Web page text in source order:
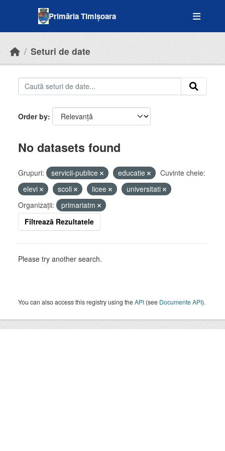
Primăria Timișoara
Seturi de date
Order by
No datasets found
Grupuri: servicii-publice educatie
Cuvinte cheie:
elevi
scoli licee
universitati
Organizații:
primariatm
Filtrează Rezultatele
Please try another search.
You can also access this registry using theAPI (see Documente API).